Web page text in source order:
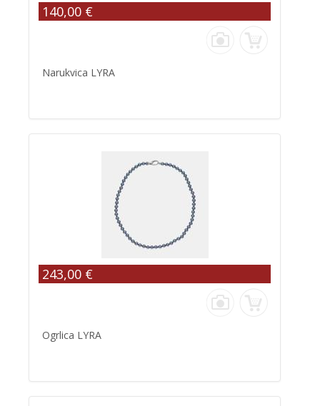
140,00 €
Narukvica LYRA
243,00 €
Ogrlica LYRA